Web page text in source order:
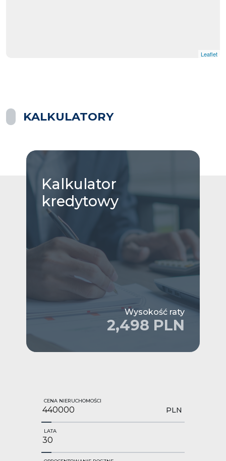
Leaflet
KALKULATORY
Kalkulator
kredytowy
Wysokość raty
2,498 PLN
CENA NIERUCHOMOŚCI
PLN
LATA